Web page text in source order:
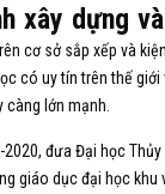
xây dựng
cơ sở sắp xếp và
có uy tín trên thế
lớn mạnh.
đưa Đại học
giáo dục đại học khu